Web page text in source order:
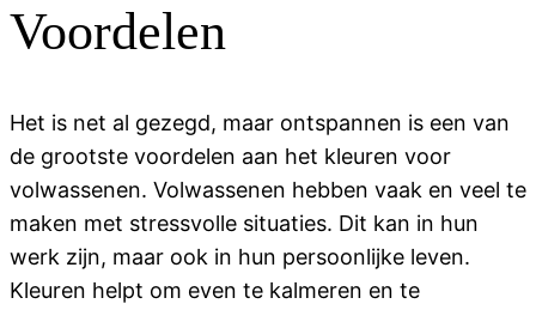
Voordelen
Het is net al gezegd, maar ontspannen is een van
de grootste voordelen aan het kleuren voor
volwassenen. Volwassenen hebben vaak en veel te
maken met stressvolle situaties. Dit kan in hun
werk zijn, maar ook in hun persoonlijke leven.
Kleuren helpt om even te kalmeren en te